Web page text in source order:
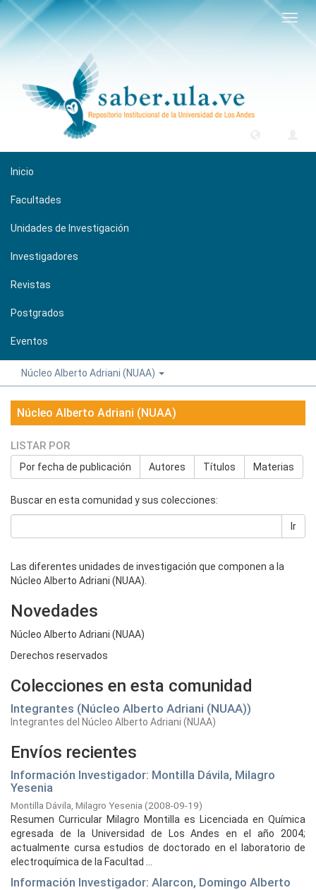
Inicio
Facultades
Unidades de Investigación
Investigadores
Revistas
Postgrados
Eventos
Núcleo Alberto Adriani (NUAA)
Núcleo Alberto Adriani (NUAA)
LISTAR POR
Por fecha de publicación Autores Títulos Materias
Buscar en esta comunidad y sus colecciones:
Ir
Las diferentes unidades de investigación que componen a la
Núcleo Alberto Adriani (NUAA).
Novedades
Núcleo Alberto Adriani (NUAA)
Derechos reservados
Colecciones en esta comunidad
Integrantes (Núcleo Alberto Adriani (NUAA))
Integrantes del Núcleo Alberto Adriani (NUAA)
Envíos recientes
Información Investigador: Montilla Dávila, Milagro
Yesenia
Montilla Dávila, Milagro Yesenia (2008-09-19)
Resumen Curricular Milagro Montilla es Licenciada en Química
egresada de la Universidad de Los Andes en el año 2004;
actualmente cursa estudios de doctorado en el laboratorio de
electroquímica de la Facultad ...
Información Investigador: Alarcon, Domingo Alberto